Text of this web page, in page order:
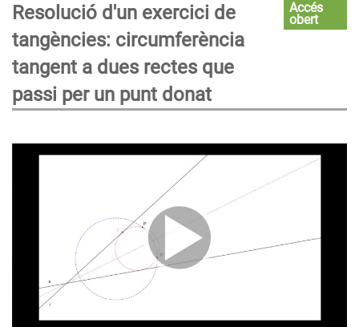
Resolució d'un exercici de
tangències: circumferència
tangent a dues rectes que
passi per un punt donat
Accés
obert